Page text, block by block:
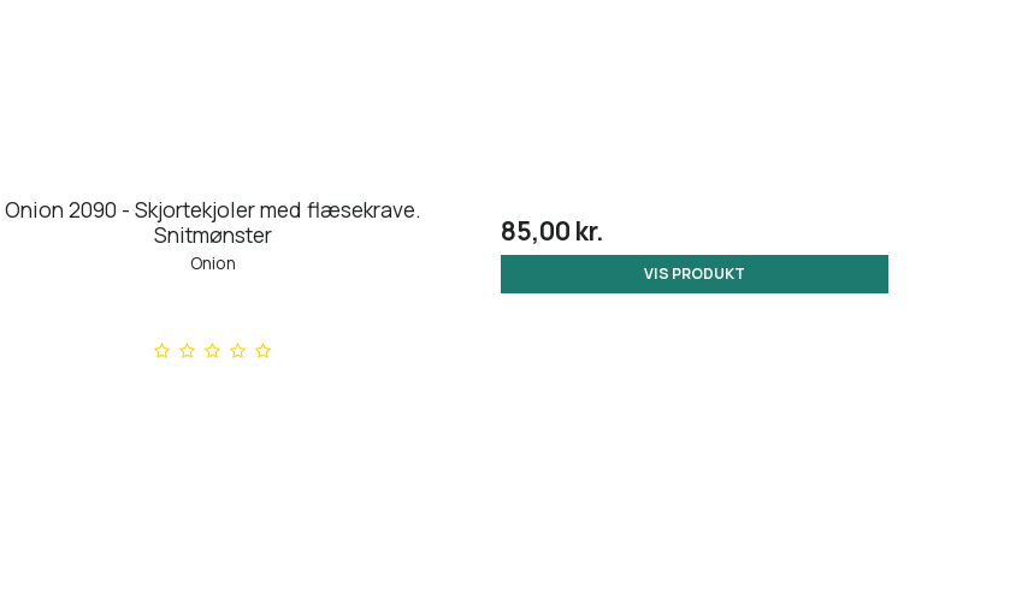
Onion 2090 - Skjortekjoler med flæsekrave.
Snitmønster
Onion
85,00 kr.
VIS PRODUKT